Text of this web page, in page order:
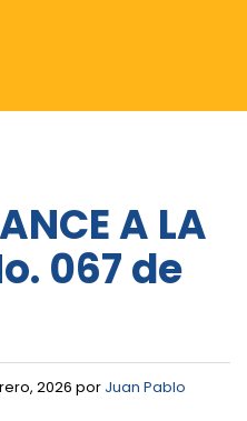
A LA
067 de
2026 por Juan Pablo